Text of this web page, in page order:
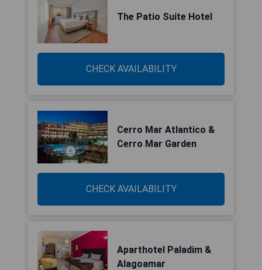
The Patio Suite Hotel
CHECK AVAILABILITY
Cerro Mar Atlantico &
Cerro Mar Garden
CHECK AVAILABILITY
Aparthotel Paladim &
Alagoamar